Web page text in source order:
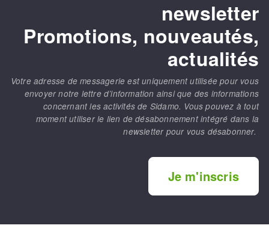
newsletter
Promotions, nouveautés,
actualités
Votre adresse de messagerie est uniquement utilisée pour vous
envoyer notre lettre d’information ainsi que des informations
concernant les activités de Sidamo. Vous pouvez à tout
moment utiliser le lien de désabonnement intégré dans la
newsletter pour vous désabonner.
Je m'inscris